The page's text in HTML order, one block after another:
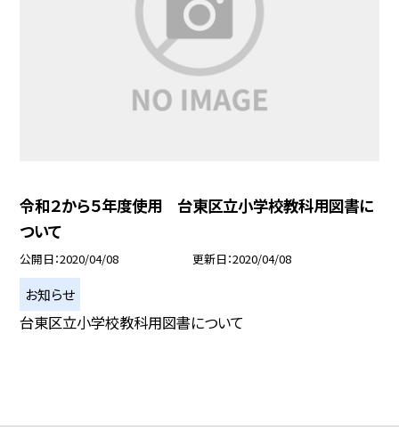
令和２から５年度使用 台東区立小学校教科用図書に
ついて
公開日 2020/04/08 更新日 2020/04/08
お知らせ
台東区立小学校教科用図書について